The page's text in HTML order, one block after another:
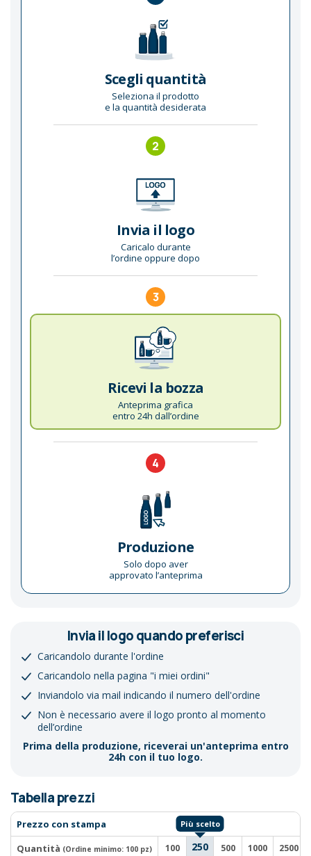
Scegli quantità
Seleziona il prodotto
e la quantità desiderata
2
Invia il logo
Caricalo durante
l’ordine oppure dopo
3
Ricevi la bozza
Anteprima grafica
entro 24h dall’ordine
4
Produzione
Solo dopo aver
approvato l’anteprima
Invia il logo quando preferisci
Caricandolo durante l'ordine
Caricandolo nella pagina "i miei ordini"
Inviandolo via mail indicando il numero dell'ordine
Non è necessario avere il logo pronto al momento
dell’ordine
Prima della produzione, riceverai un'anteprima entro
24h con il tuo logo.
Tabella prezzi
Prezzo con stampa
Quantità (Ordine minimo: 100 pz) 100 250 500 1000 2500